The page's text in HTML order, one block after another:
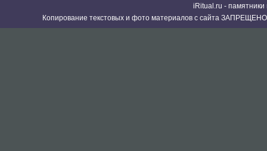
iRitual.ru -
Копирование текстовых и фото материалов с сайта